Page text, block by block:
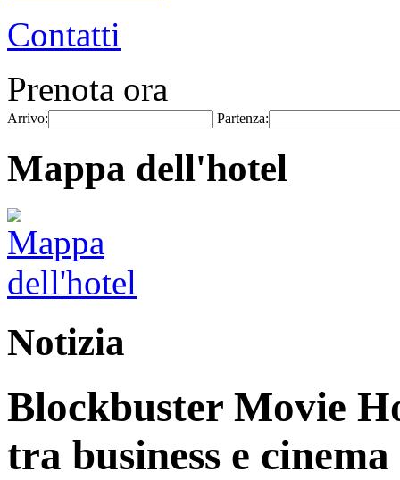
Contatti
Prenota ora
Arrivo: Partenza:
Mappa dell'hotel
Notizia
Blockbuster Movie
tra business e cinema